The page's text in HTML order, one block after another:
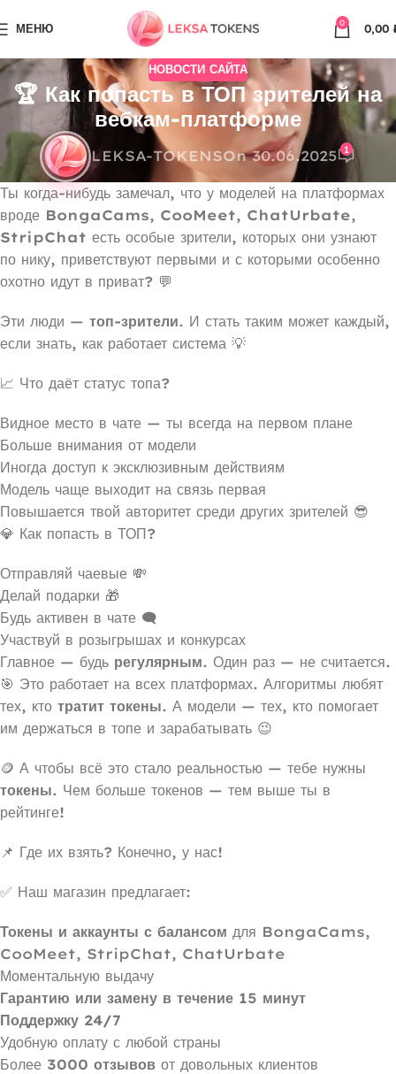
МЕНЮ 0 0,00
НОВОСТИ САЙТА
🏆 Как попасть в ТОП зрителей на
вебкам-платформе
LEKSA-TOKENSOn 30.06.2025 1
Ты когда-нибудь замечал, что у моделей на платформах
вроде BongaCams, CooMeet, ChatUrbate,
StripChat есть особые зрители, которых они узнают
по нику, приветствуют первыми и с которыми особенно
охотно идут в приват? 💬
Эти люди — топ-зрители. И стать таким может каждый,
если знать, как работает система 💡
📈 Что даёт статус топа?
Видное место в чате — ты всегда на первом плане
Больше внимания от модели
Иногда доступ к эксклюзивным действиям
Модель чаще выходит на связь первая
Повышается твой авторитет среди других зрителей 😎
💎 Как попасть в ТОП?
Отправляй чаевые 💸
Делай подарки 🎁
Будь активен в чате 🗨️
Участвуй в розыгрышах и конкурсах
Главное — будь регулярным. Один раз — не считается.
🎯 Это работает на всех платформах. Алгоритмы любят
тех, кто тратит токены. А модели — тех, кто помогает
им держаться в топе и зарабатывать 😉
🪙 А чтобы всё это стало реальностью — тебе нужны
токены. Чем больше токенов — тем выше ты в
рейтинге!
📌 Где их взять? Конечно, у нас!
✅ Наш магазин предлагает:
Токены и аккаунты с балансом для BongaCams,
CooMeet, StripChat, ChatUrbate
Моментальную выдачу
Гарантию или замену в течение 15 минут
Поддержку 24/7
Удобную оплату с любой страны
Более 3000 отзывов от довольных клиентов